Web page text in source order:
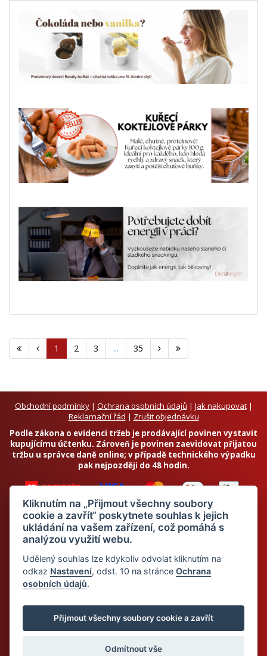
1 2 3 ... 35
Obchodní podmínky| Ochrana osobních údajů | Jak nakupovat|
Reklamační řád | Zrušit objednávku
Podle zákona o evidenci tržeb je prodávající povinen vystavit
kupujícímu účtenku. Zároveň je povinen zaevidovat přijatou
tržbu u správce daně online; v případě technického výpadku
pak nejpozději do 48 hodin.
Chci odebírat newsletter
© 2026 Dietalegre - bílkovinná dieta pro zdravé hubnutí
Kliknutím na „Přijmout všechny soubory
cookie a zavřít“ poskytnete souhlas k jejich
ukládání na vašem zařízení, což pomáhá s
analýzou využití webu.
Udělený souhlas lze kdykoliv odvolat kliknutím na
odkaz Nastavení, odst. 10 na stránceOchrana
osobních údajů.
Přijmout všechny soubory cookie a zavřít
Odmítnout vše